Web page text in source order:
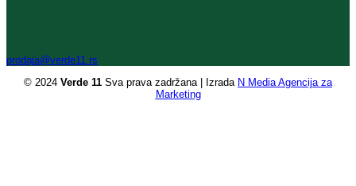
prodaja@verde11.rs
© 2024 Verde 11 Sva prava zadržana | Izrada N Media Agencija za
Marketing